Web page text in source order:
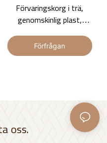
Förvaringskorg i trä,
genomskinlig plast,
innerfoder, korgkropp
med snören, dekoration,
korgkanter med
Förfrågan
oss.